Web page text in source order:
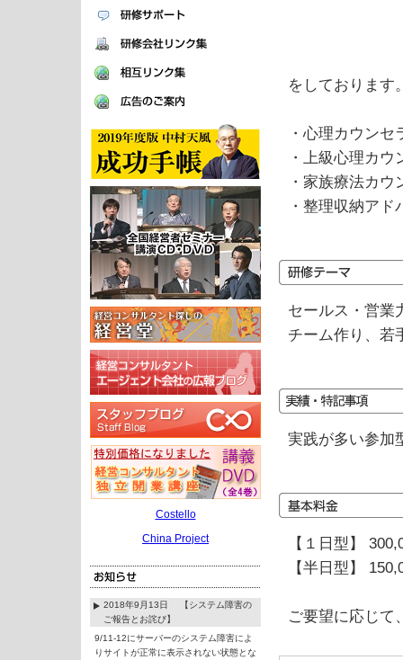
Costello
China Project
2018年9月13日 【システム障害の
ご報告とお詫び】
9/11-12にサーバーのシステム障害によ
りサイトが正常に表示されない状態とな
をしております
・心理カウン
・上級心理カウ
・家族療法カウ
・整理収納アド
セールス・営業
チーム作り、
実践が多い参加
【１日型】
【半日型】
ご要望に応じて